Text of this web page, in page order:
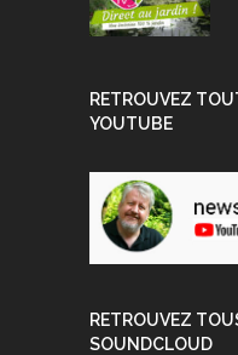
RETROUVEZ
YOUTUBE
RETROUVEZ
SOUNDCLOUD